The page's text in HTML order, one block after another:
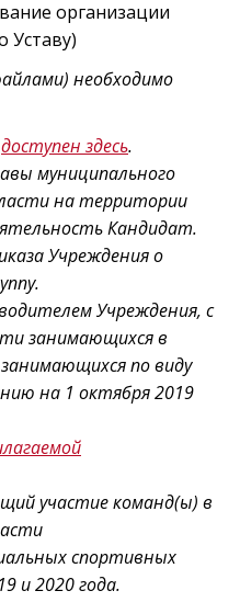
организации
Уставу)
необходимо
доступен здесь.
муниципального
на территории
Кандидат.
Учреждения о
Учреждения, с
занимающихся в
по виду
на 1 октября 2019
участие команд(ы) в
спортивных
и 2020 года.